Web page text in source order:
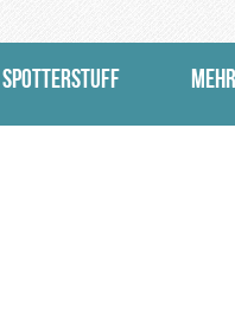
SPOTTERSTUFF